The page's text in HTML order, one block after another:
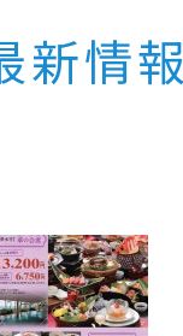
新情